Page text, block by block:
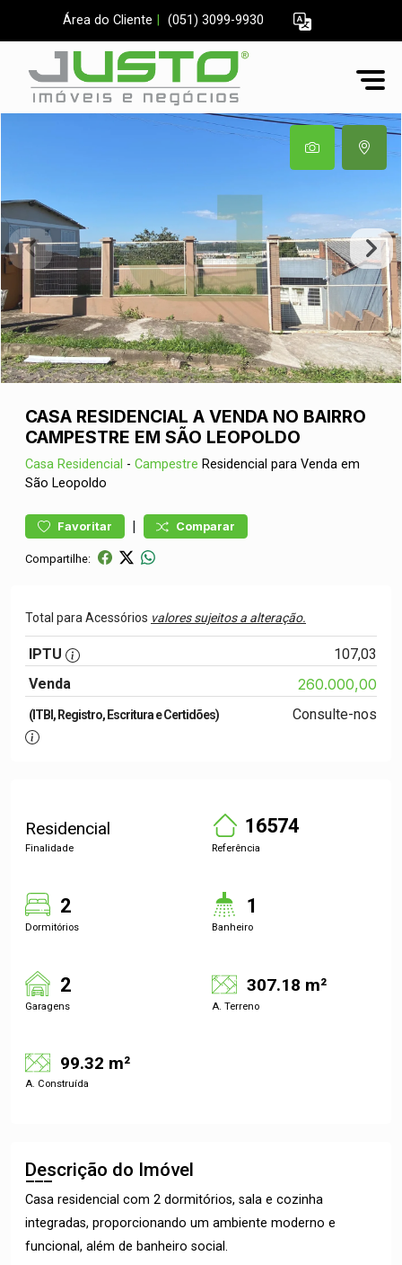
Área do Cliente (051) 3099-9930
CASA RESIDENCIAL A VENDA NO BAIRRO
CAMPESTRE EM SÃO LEOPOLDO
Casa Residencial - Campestre Residencial para Venda em
São Leopoldo
Favoritar | Comparar
Compartilhe:
Total para Acessórios valores sujeitos a alteração.
IPTU
107,03
Venda
260.000,00
(ITBI, Registro, Escritura e Certidões) Consulte-nos
Residencial
Finalidade
16574
Referência
2
Dormitórios
1
Banheiro
2
Garagens
307.18 m²
A. Terreno
99.32 m²
A. Construída
Descrição do Imóvel
Casa residencial com 2 dormitórios, sala e cozinha
integradas, proporcionando um ambiente moderno e
funcional, além de banheiro social.